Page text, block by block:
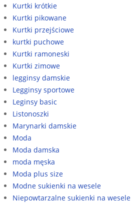
Kurtki krótkie
Kurtki pikowane
Kurtki przejściowe
kurtki puchowe
Kurtki ramoneski
Kurtki zimowe
legginsy damskie
Legginsy sportowe
Leginsy basic
Listonoszki
Marynarki damskie
Moda
Moda damska
moda męska
Moda plus size
Modne sukienki na wesele
Niepowtarzalne sukienki na wesele